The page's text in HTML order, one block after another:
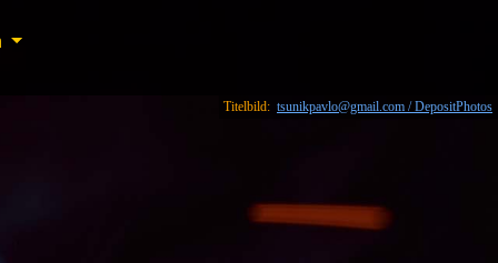
Titelbild: tsunikpavlo@gmail.com / DepositPhotos